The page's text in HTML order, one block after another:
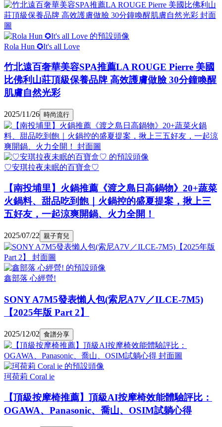
Rola Hun ✪It's all Love
竹北遠百奢華美容SPA推薦LA ROUGE Pierre 美國
比佛利山莊頂級保養品牌 高效護膚做臉 30分鐘喚醒
肌膚自然光彩
2025/11/26 時尚流行
♡安琪拉夜未眠的百寶盒♡
【南投埔里】火鍋推薦《渡之島日高鍋物》20+蔬菜
火鍋料、甜品吃到飽｜火鍋控的盛夏提案，揪上三
五好友，一起涼爽開鍋、火力全開！
2025/07/22 親子育兒
鑫部落 心經營!
SONY A7M5發表懶人包(索尼A7V／ILCE-7M5)
【2025年版 Part 2】
2025/12/02 食譜分享
珂荷莉 Coral ie
【頂級按摩椅推薦】頂級AI按摩椅效能體驗評比：
OGAWA、Panasonic、喬山、OSIM試躺心得